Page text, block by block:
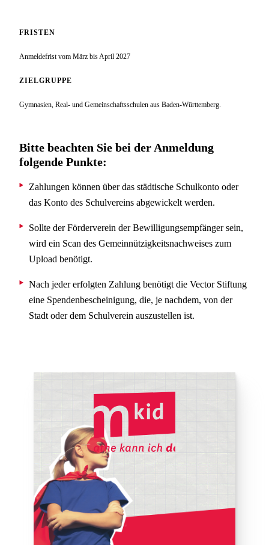
FRISTEN
Anmeldefrist vom März bis April 2027
ZIELGRUPPE
Gymnasien, Real- und Gemeinschaftsschulen aus Baden-Württemberg.
Bitte beachten Sie bei der Anmeldung
folgende Punkte:
Zahlungen können über das städtische Schulkonto oder
das Konto des Schulvereins abgewickelt werden.
Sollte der Förderverein der Bewilligungsempfänger sein,
wird ein Scan des Gemeinnützigkeitsnachweises zum
Upload benötigt.
Nach jeder erfolgten Zahlung benötigt die Vector Stiftung
eine Spendenbescheinigung, die, je nachdem, von der
Stadt oder dem Schulverein auszustellen ist.